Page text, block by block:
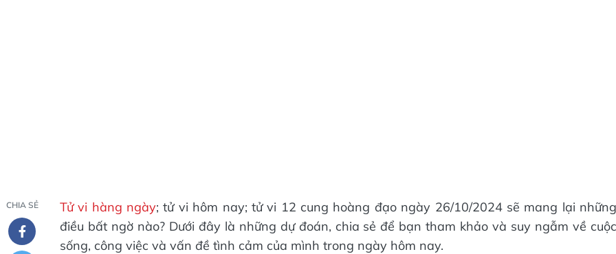
CHIA SẺ Tử vi hàng ngày; tử vi hôm nay; tử vi 12 cung hoàng đạo ngày 26/10/2024 sẽ mang lại những
điều bất ngờ nào? Dưới đây là những dự đoán, chia sẻ để bạn tham khảo và suy ngẫm về cuộc
sống, công việc và vấn đề tình cảm của mình trong ngày hôm nay.